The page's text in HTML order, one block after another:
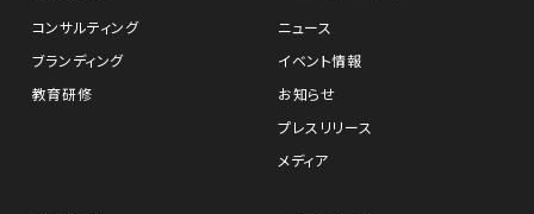
コンサルティング
ブランディング
教育研修
ニュース
イベント情報
お知らせ
プレスリリース
メディア